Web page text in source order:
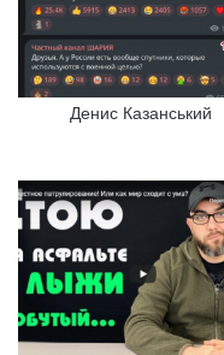
Денис Казанський